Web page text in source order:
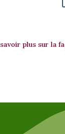
plus sur la